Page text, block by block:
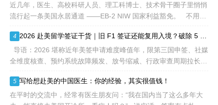
近几年，医生、高校科研人员、理工科博士、技术骨干圈子里悄悄
流行起一条美国永居通道 ——EB-2 NIW 国家利益豁免。 不用提
4
全维度核查、预约系统故障频发、放号缩减、行政审查周期拉长，
5 写给想赴美的中国医生：你的经验，其实很值钱！
在平时的交流中，经常有医生朋友问：“我在国内当了这么多年大